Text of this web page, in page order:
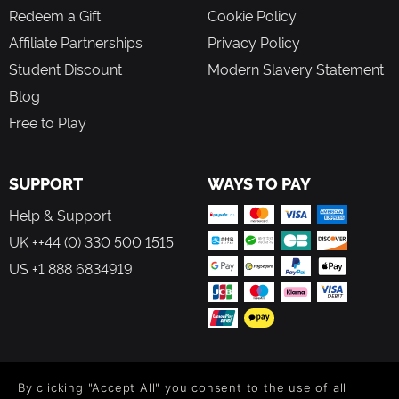
Redeem a Gift
Affiliate Partnerships
Student Discount
Blog
Free to Play
Cookie Policy
Privacy Policy
Modern Slavery Statement
SUPPORT
Help & Support
UK ++44 (0) 330 500 1515
US +1 888 6834919
WAYS TO PAY
By clicking "Accept All" you consent to the use of all